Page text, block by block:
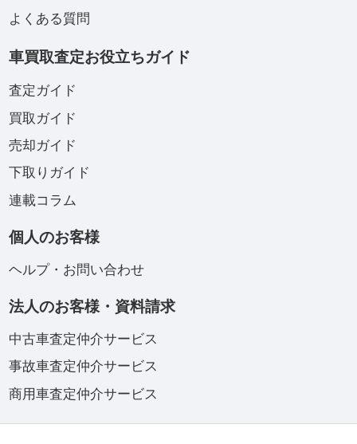
よくある質問
車買取査定お役立ちガイド
査定ガイド
買取ガイド
売却ガイド
下取りガイド
連載コラム
個人のお客様
ヘルプ・お問い合わせ
法人のお客様・資料請求
中古車査定仲介サービス
事故車査定仲介サービス
商用車査定仲介サービス